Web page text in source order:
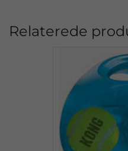
Relaterede